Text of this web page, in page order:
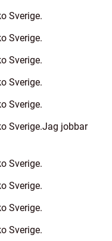
Sverige.
Sverige.
Sverige.
Sverige.
Sverige.
Sverige.Jag jobbar
Sverige.
Sverige.
Sverige.
Sverige.